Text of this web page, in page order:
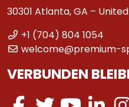
30301 Atlanta, GA –
+1 (704) 804 1054
welcome@premium-
VERBUNDEN